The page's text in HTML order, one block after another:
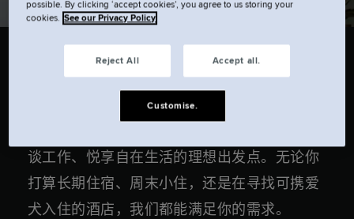
入住 Locke 酒店，尽享市中心便利。我们的爱
谈工作、悦享自在生活的理想出发点。无论你
打算长期住宿、周末小住，还是在寻找可携爱
犬入住的酒店，我们都能满足你的需求。
possible. By clicking ‘accept cookies’, you agree to us storing your
cookies. See our Privacy Policy
Reject All Accept all.
Customise.